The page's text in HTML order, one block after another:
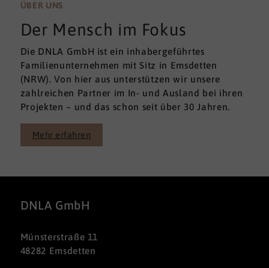
ÜBER UNS
Der Mensch im Fokus
Die DNLA GmbH ist ein inhabergeführtes
Familienunternehmen mit Sitz in Emsdetten
(NRW). Von hier aus unterstützen wir unsere
zahlreichen Partner im In- und Ausland bei ihren
Projekten – und das schon seit über 30 Jahren.
Mehr erfahren
DNLA GmbH
Münsterstraße 11
48282 Emsdetten